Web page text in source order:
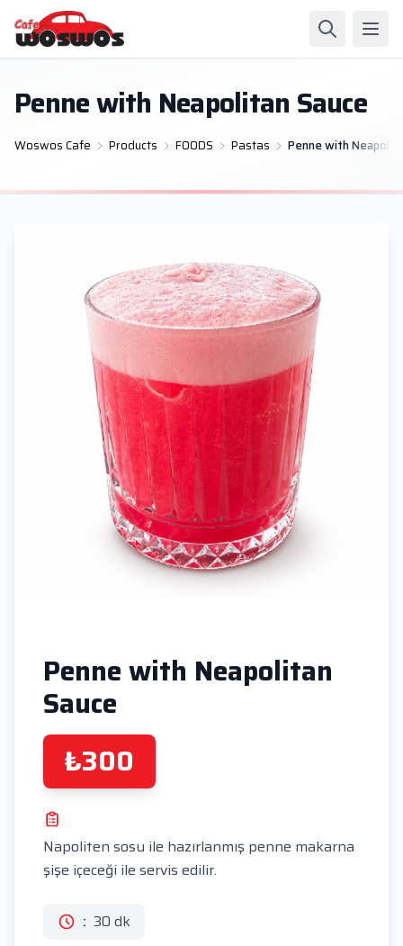
Penne with Neapolitan Sauce
Woswos Cafe Products FOODS Pastas Penne with
Penne with Neapolitan
Sauce
₺300
Napoliten sosu ile hazırlanmış penne makarna
şişe içeceği ile servis edilir.
: 30 dk